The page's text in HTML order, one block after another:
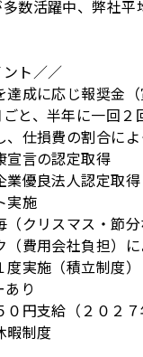
数活躍中、弊社平
ト／／
成に応じ報奨金（
と、半年に一回２
仕損費の割合によ
宣言の認定取得
優良法人認定取得
実施
クリスマス・節
費用会社負担）に
実施（積立制度）
り
円支給（２０２７
暇制度